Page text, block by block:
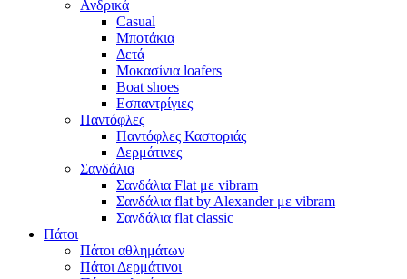
Ανδρικά
Casual
Μποτάκια
Δετά
Μοκασίνια loafers
Boat shoes
Εσπαντρίγιες
Παντόφλες
Παντόφλες Καστοριάς
Δερμάτινες
Σανδάλια
Σανδάλια Flat με vibram
Σανδάλια flat by Alexander με vibram
Σανδάλια flat classic
Πάτοι
Πάτοι αθλημάτων
Πάτοι Δερμάτινοι